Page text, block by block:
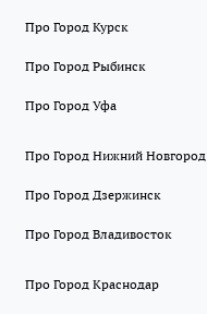
Про Город Курск
Про Город Рыбинск
Про Город Уфа
Про Город Нижний Новгород
Про Город Дзержинск
Про Город Владивосток
Про Город Краснодар